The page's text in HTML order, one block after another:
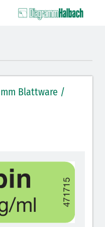
schraffiert)
mm Blattware /